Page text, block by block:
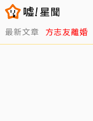
最新文章 方志友離婚